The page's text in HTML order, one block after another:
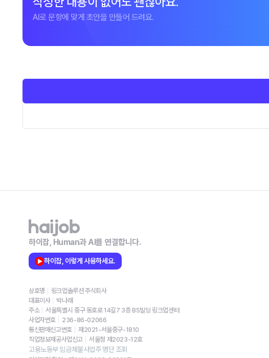
AI로 문항에 맞게 초안을 만들어 드려요.
하이잡, Human과 AI를 연결합니다.
하이잡, 이렇게 사용하세요.
상호명
링크업솔루션 주식회사
대표이사
박나래
주소
서울특별시 중구 동호로 14길7 3층 BS빌딩 링크업센터
사업자번호
236-86-02066
통신판매신고번호
제2021-서울중구-1810
직업정보제공사업신고
서울청 제2023-12호
고용노동부 임금체불사업주 명단 조회